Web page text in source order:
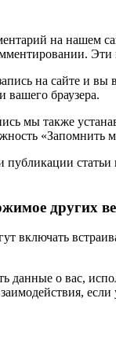
на нашем
Эти
на сайте и
вашего браузера.
мы также
«Запомнить
статьи
других
включать
данные о вас,
если